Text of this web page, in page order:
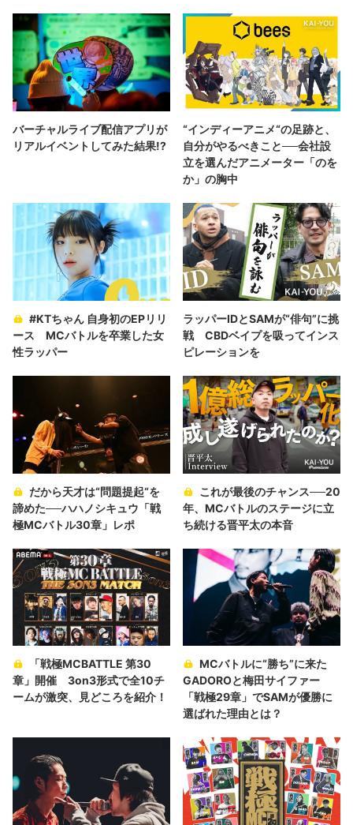
バーチャルライブ配信アプリが
リアルイベントしてみた結果!?
“インディーアニメ“の足跡と、
自分がやるべきこと──会社設
立を選んだアニメーター「のを
か」の胸中
#KTちゃん 自身初のEPリリ
ース MCバトルを卒業した女
性ラッパー
ラッパーIDとSAMが“俳句”に挑
戦 CBDベイプを吸ってインス
ピレーションを
だから天才は“問題提起“を
諦めた──ハハノシキュウ「戦
極MCバトル30章」レポ
これが最後のチャンス──20
年、MCバトルのステージに立
ち続ける晋平太の本音
「戦極MCBATTLE 第30
章」開催 3on3形式で全10チ
ームが激突、見どころを紹介！
MCバトルに“勝ち”に来た
GADOROと梅田サイファー
「戦極29章」でSAMが優勝に
選ばれた理由とは？